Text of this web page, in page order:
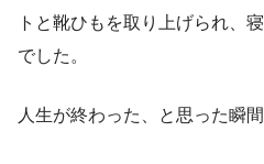
トと靴ひもを取り上げられ、
でした。
人生が終わった、と思った瞬間